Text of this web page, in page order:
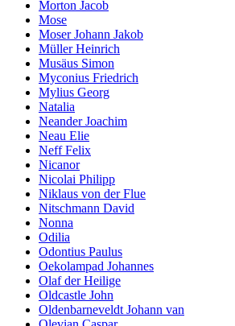
Morton Jacob
Mose
Moser Johann Jakob
Müller Heinrich
Musäus Simon
Myconius Friedrich
Mylius Georg
Natalia
Neander Joachim
Neau Elie
Neff Felix
Nicanor
Nicolai Philipp
Niklaus von der Flue
Nitschmann David
Nonna
Odilia
Odontius Paulus
Oekolampad Johannes
Olaf der Heilige
Oldcastle John
Oldenbarneveldt Johann van